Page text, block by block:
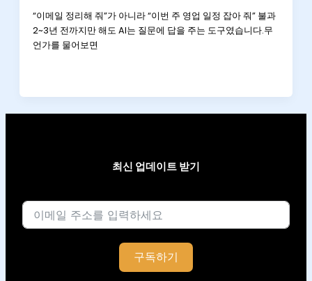
“이메일 정리해 줘”가 아니라 “이번 주 영업 일정 잡아 줘” 불과
2~3년 전까지만 해도 AI는 질문에 답을 주는 도구였습니다.무
언가를 물어보면
최신 업데이트 받기
구독하기